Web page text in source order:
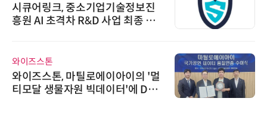
시큐어링크, 중소기업기술정보진
흥원 AI 초격차 R&D 사업 최종 선
와이즈스톤
와이즈스톤, 마틸로에이아이의 '멀
티모달 생물자원 빅데이터'에 DQ